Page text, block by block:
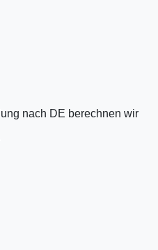
nach DE berechnen wir